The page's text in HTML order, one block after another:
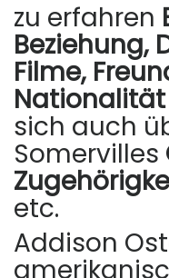
zu erfahren
Beziehung,
Filme,
Nationalität
sich auch
Somervilles
etc.
Addison